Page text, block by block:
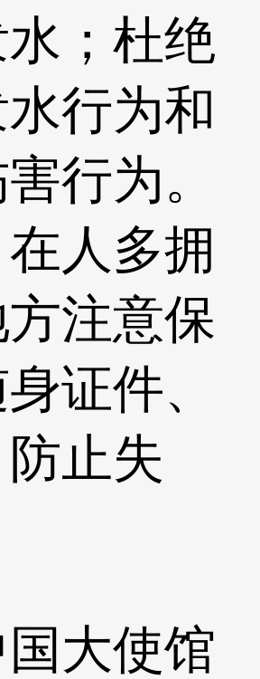
水；杜绝
行为和
行为。
人多拥
注意保
证件、
止失
大使馆